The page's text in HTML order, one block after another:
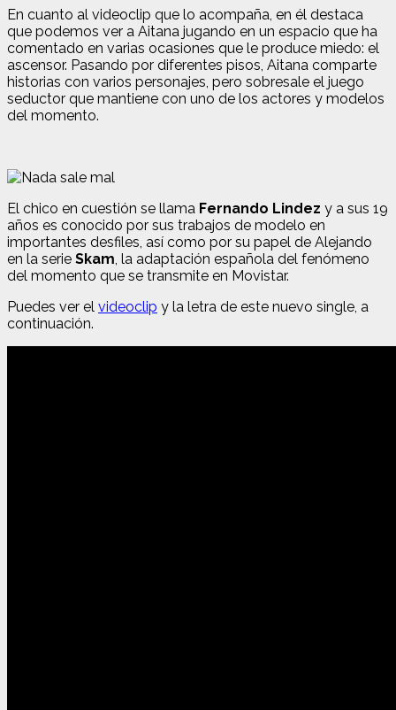
En cuanto al videoclip que lo acompaña, en él destaca
que podemos ver a Aitana jugando en un espacio que ha
comentado en varias ocasiones que le produce miedo: el
ascensor. Pasando por diferentes pisos, Aitana comparte
historias con varios personajes, pero sobresale el juego
seductor que mantiene con uno de los actores y modelos
del momento.
El chico en cuestión se llama Fernando Lindez y a sus 19
años es conocido por sus trabajos de modelo en
importantes desfiles, así como por su papel de Alejando
en la serie Skam, la adaptación española del fenómeno
del momento que se transmite en Movistar.
Puedes ver el videoclip y la letra de este nuevo single, a
continuación.